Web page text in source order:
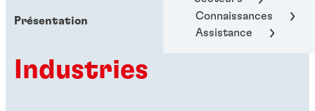
Connaissances
Assistance
Présentation
Industries